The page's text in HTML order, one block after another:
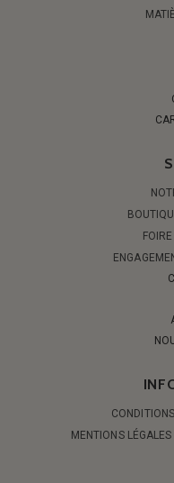
MENTIONS